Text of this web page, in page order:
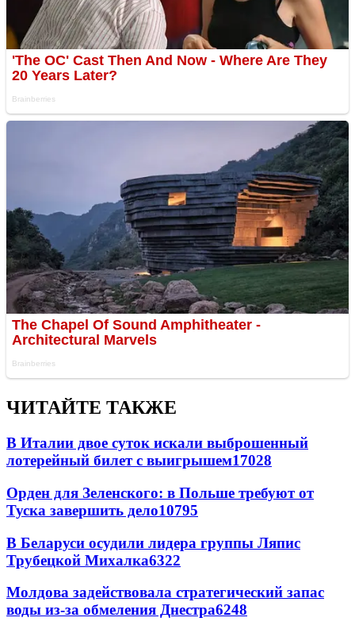
ЧИТАЙТЕ ТАКЖЕ
В Италии двое суток искали выброшенный
лотерейный билет с выигрышем17028
Орден для Зеленского: в Польше требуют от
Туска завершить дело10795
В Беларуси осудили лидера группы Ляпис
Трубецкой Михалка6322
Молдова задействовала стратегический запас
воды из-за обмеления Днестра6248